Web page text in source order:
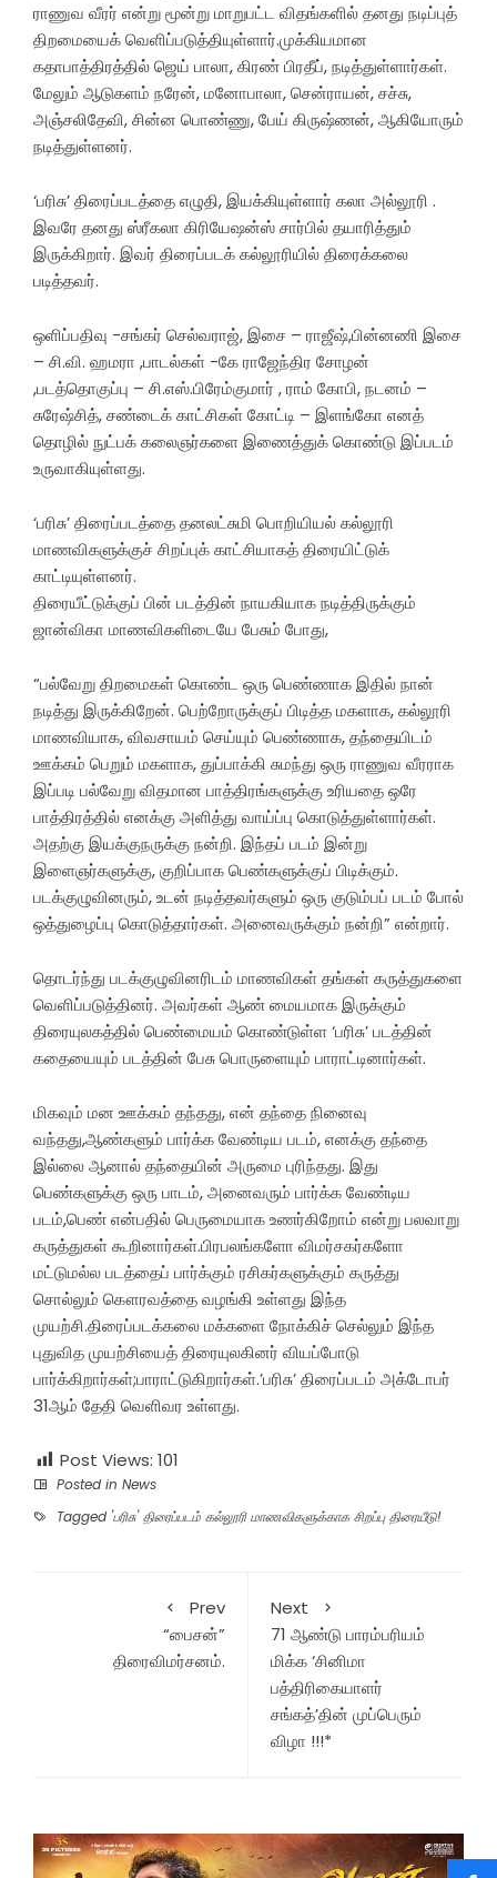
ராணுவ வீரர் என்று மூன்று மாறுபட்ட விதங்களில் தனது நடிப்புத்
திறமையைக் வெளிப்படுத்தியுள்ளார்.முக்கியமான
கதாபாத்திரத்தில் ஜெய் பாலா, கிரண் பிரதீப், நடித்துள்ளார்கள்.
மேலும் ஆடுகளம் நரேன், மனோபாலா, சென்ராயன், சச்சு,
அஞ்சலிதேவி, சின்ன பொண்ணு, பேய் கிருஷ்ணன், ஆகியோரும்
நடித்துள்ளனர்.
‘பரிசு’ திரைப்படத்தை எழுதி, இயக்கியுள்ளார் கலா அல்லூரி .
இவரே தனது ஸ்ரீகலா கிரியேஷன்ஸ் சார்பில் தயாரித்தும்
இருக்கிறார். இவர் திரைப்படக் கல்லூரியில் திரைக்கலை
படித்தவர்.
ஒளிப்பதிவு -சங்கர் செல்வராஜ், இசை – ராஜீஷ்,பின்னணி இசை
– சி.வி. ஹமரா ,பாடல்கள் -கே ராஜேந்திர சோழன்
,படத்தொகுப்பு – சி.எஸ்.பிரேம்குமார் , ராம் கோபி, நடனம் –
சுரேஷ்சித், சண்டைக் காட்சிகள் கோட்டி – இளங்கோ எனத்
தொழில் நுட்பக் கலைஞர்களை இணைத்துக் கொண்டு இப்படம்
உருவாகியுள்ளது.
‘பரிசு’ திரைப்படத்தை தனலட்சுமி பொறியியல் கல்லூரி
மாணவிகளுக்குச் சிறப்புக் காட்சியாகத் திரையிட்டுக்
காட்டியுள்ளனர்.
திரையீட்டுக்குப் பின் படத்தின் நாயகியாக நடித்திருக்கும்
ஜான்விகா மாணவிகளிடையே பேசும் போது,
“பல்வேறு திறமைகள் கொண்ட ஒரு பெண்ணாக இதில் நான்
நடித்து இருக்கிறேன். பெற்றோருக்குப் பிடித்த மகளாக, கல்லூரி
மாணவியாக, விவசாயம் செய்யும் பெண்ணாக, தந்தையிடம்
ஊக்கம் பெறும் மகளாக, துப்பாக்கி சுமந்து ஒரு ராணுவ வீரராக
இப்படி பல்வேறு விதமான பாத்திரங்களுக்கு உரியதை ஒரே
பாத்திரத்தில் எனக்கு அளித்து வாய்ப்பு கொடுத்துள்ளார்கள்.
அதற்கு இயக்குநருக்கு நன்றி. இந்தப் படம் இன்று
இளைஞர்களுக்கு, குறிப்பாக பெண்களுக்குப் பிடிக்கும்.
படக்குழுவினரும், உடன் நடித்தவர்களும் ஒரு குடும்பப் படம் போல்
ஒத்துழைப்பு கொடுத்தார்கள். அனைவருக்கும் நன்றி” என்றார்.
தொடர்ந்து படக்குழுவினரிடம் மாணவிகள் தங்கள் கருத்துகளை
வெளிப்படுத்தினர். அவர்கள் ஆண் மையமாக இருக்கும்
திரையுலகத்தில் பெண்மையம் கொண்டுள்ள ‘பரிசு’ படத்தின்
கதையையும் படத்தின் பேசு பொருளையும் பாராட்டினார்கள்.
மிகவும் மன ஊக்கம் தந்தது, என் தந்தை நினைவு
வந்தது,ஆண்களும் பார்க்க வேண்டிய படம், எனக்கு தந்தை
இல்லை ஆனால் தந்தையின் அருமை புரிந்தது. இது
பெண்களுக்கு ஒரு பாடம், அனைவரும் பார்க்க வேண்டிய
படம்,பெண் என்பதில் பெருமையாக உணர்கிறோம் என்று பலவாறு
கருத்துகள் கூறினார்கள்.பிரபலங்களோ விமர்சகர்களோ
மட்டுமல்ல படத்தைப் பார்க்கும் ரசிகர்களுக்கும் கருத்து
சொல்லும் கௌரவத்தை வழங்கி உள்ளது இந்த
முயற்சி.திரைப்படக்கலை மக்களை நோக்கிச் செல்லும் இந்த
புதுவித முயற்சியைத் திரையுலகினர் வியப்போடு
பார்க்கிறார்கள்;பாராட்டுகிறார்கள்.’பரிசு’ திரைப்படம் அக்டோபர்
31ஆம் தேதி வெளிவர உள்ளது.
Post Views: 101
Posted in News
Tagged 'பரிசு' திரைப்படம் கல்லூரி மாணவிகளுக்காக சிறப்பு திரையீடு!
Prev
“பைசன்”
திரைவிமர்சனம்.
Next
71 ஆண்டு பாரம்பரியம்
மிக்க ‘சினிமா
பத்திரிகையாளர்
சங்கத்’தின் முப்பெரும்
விழா !!!*